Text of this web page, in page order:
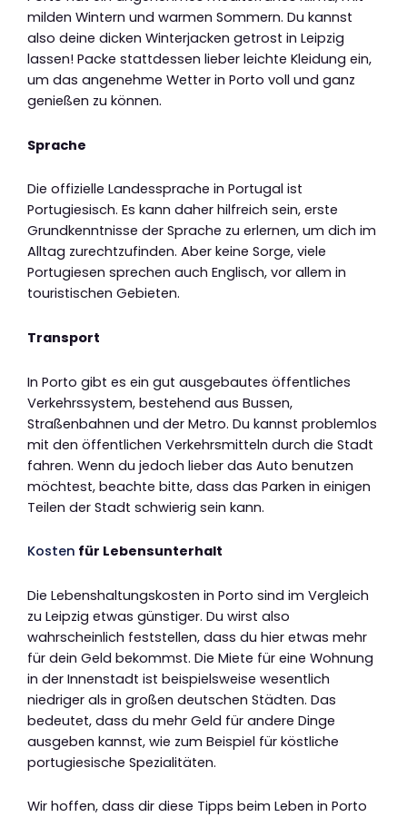
milden Wintern und warmen Sommern. Du kannst
also deine dicken Winterjacken getrost in Leipzig
lassen! Packe stattdessen lieber leichte Kleidung ein,
um das angenehme Wetter in Porto voll und ganz
genießen zu können.
Sprache
Die offizielle Landessprache in Portugal ist
Portugiesisch. Es kann daher hilfreich sein, erste
Grundkenntnisse der Sprache zu erlernen, um dich im
Alltag zurechtzufinden. Aber keine Sorge, viele
Portugiesen sprechen auch Englisch, vor allem in
touristischen Gebieten.
Transport
In Porto gibt es ein gut ausgebautes öffentliches
Verkehrssystem, bestehend aus Bussen,
Straßenbahnen und der Metro. Du kannst problemlos
mit den öffentlichen Verkehrsmitteln durch die Stadt
fahren. Wenn du jedoch lieber das Auto benutzen
möchtest, beachte bitte, dass das Parken in einigen
Teilen der Stadt schwierig sein kann.
Kosten für Lebensunterhalt
Die Lebenshaltungskosten in Porto sind im Vergleich
zu Leipzig etwas günstiger. Du wirst also
wahrscheinlich feststellen, dass du hier etwas mehr
für dein Geld bekommst. Die Miete für eine Wohnung
in der Innenstadt ist beispielsweise wesentlich
niedriger als in großen deutschen Städten. Das
bedeutet, dass du mehr Geld für andere Dinge
ausgeben kannst, wie zum Beispiel für köstliche
portugiesische Spezialitäten.
Wir hoffen, dass dir diese Tipps beim Leben in Porto